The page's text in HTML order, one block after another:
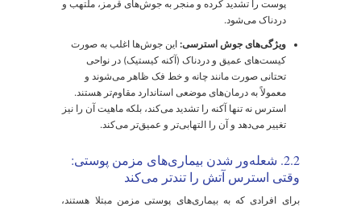
اختلال در تولید
لیپیدهای بین‌سلولی و
کاهش حفظ آب
پوسته‌پوسته شدن،
قرمزی و افزایش
حساسیت
تغییر پاسخ ایمنی
(افزایش واکنش‌های
مزمن
تشدید اگزما،
پسوریازیس و